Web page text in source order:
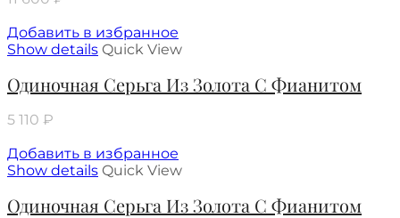
Добавить в избранное
Show details Quick View
Одиночная Серьга Из Золота С Фианитом
5 110 ₽
Добавить в избранное
Show details Quick View
Одиночная Серьга Из Золота С Фианитом